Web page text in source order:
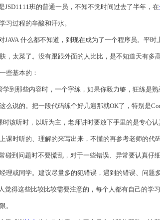
JSD1111班的普通一员，不知不觉时间过去了半年，在
习过程的辛酸和汗水。
JAVA 什么都不知道，到现在成为了一个程序员。平
，太菜了。没有跟跟外面的人比比，是不知道天有多
些基本的：
学到那些内容时，一个字练，如果你毅力够，狂练是熟
么说的。把一段代码练个好几遍那就OK了，特别是
时该听时，以听为主，老师讲时要放下手里的是专心
课时听的、理解的来写出来，不懂的再参考老师的代
碰到问题时不要慌乱，对于一些错误、异常要认真仔
理或同学。建议尽量多的犯错误，遇到的错误、问题
觉得这些比较比较需要注意的，每个人都有自己的学
。